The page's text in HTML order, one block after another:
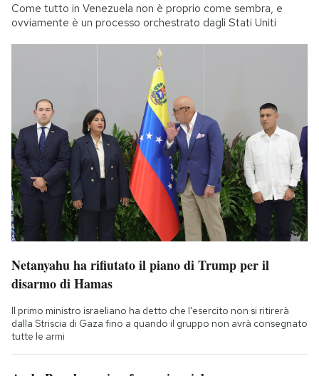
Come tutto in Venezuela non è proprio come sembra, e
ovviamente è un processo orchestrato dagli Stati Uniti
Netanyahu ha rifiutato il piano di Trump per il
disarmo di Hamas
Il primo ministro israeliano ha detto che l'esercito non si ritirerà
dalla Striscia di Gaza fino a quando il gruppo non avrà consegnato
tutte le armi